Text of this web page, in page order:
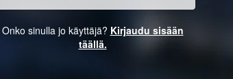
Onko sinulla jo käyttäjä? Kirjaudu sisään
täällä.